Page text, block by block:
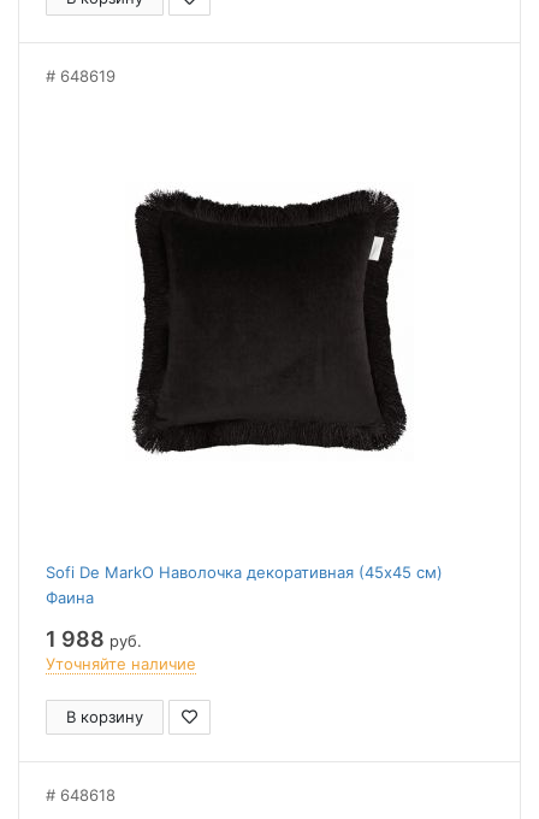
648619
Sofi De MarkO Наволочка декоративная (45x45 см)
Фаина
1 988 руб.
Уточняйте наличие
В корзину
648618